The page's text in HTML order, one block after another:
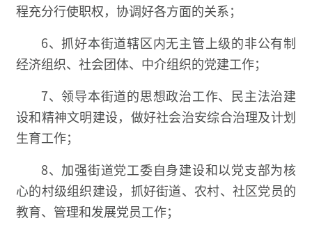
程充分行使职权，协调好各方面的关系；
6、抓好本街道辖区内无主管上级的非公有制
经济组织、社会团体、中介组织的党建工作；
7、领导本街道的思想政治工作、民主法治建
设和精神文明建设，做好社会治安综合治理及计划
生育工作；
8、加强街道党工委自身建设和以党支部为核
心的村级组织建设，抓好街道、农村、社区党员的
教育、管理和发展党员工作；